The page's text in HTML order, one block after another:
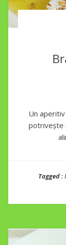
Un
potrivește
Tagged :